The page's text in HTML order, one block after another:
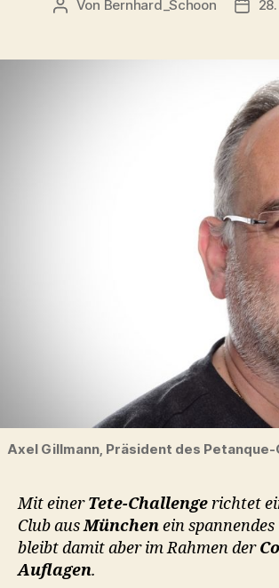
Beitragsautor
Von Bernhard_Schoon
Axel Gillmann, Präsident des
Mit einerTete-Challengerichtet
Club ausMünchenein
bleibt damit aber im Rahmen der
Auflagen.